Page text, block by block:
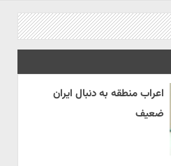
اعراب منطقه به دنبال ایران
ضعیف